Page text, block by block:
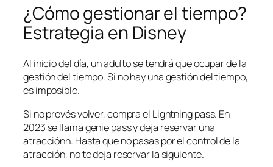
¿Cómo gestionar el tiempo?
Estrategia en Disney
Al inicio del día, un adulto se tendrá que ocupar de la
gestión del tiempo. Si no hay una gestión del tiempo,
es imposible.
Si no prevés volver, compra el Lightning pass. En
2023 se llama genie pass y deja reservar una
atracciónn. Hasta que no pasas por el control de la
atracción, no te deja reservar la siguiente.